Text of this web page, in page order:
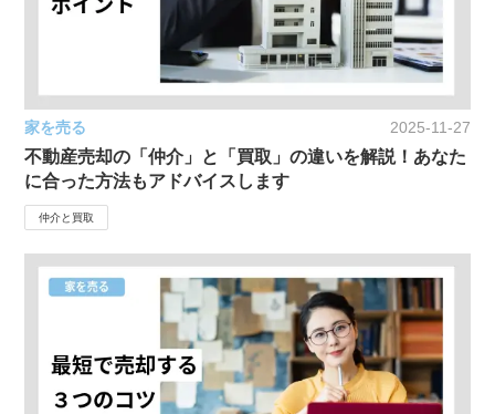
家を売る 2025-11-27
不動産売却の「仲介」と「買取」の違いを解説！あなた
に合った方法もアドバイスします
仲介と買取